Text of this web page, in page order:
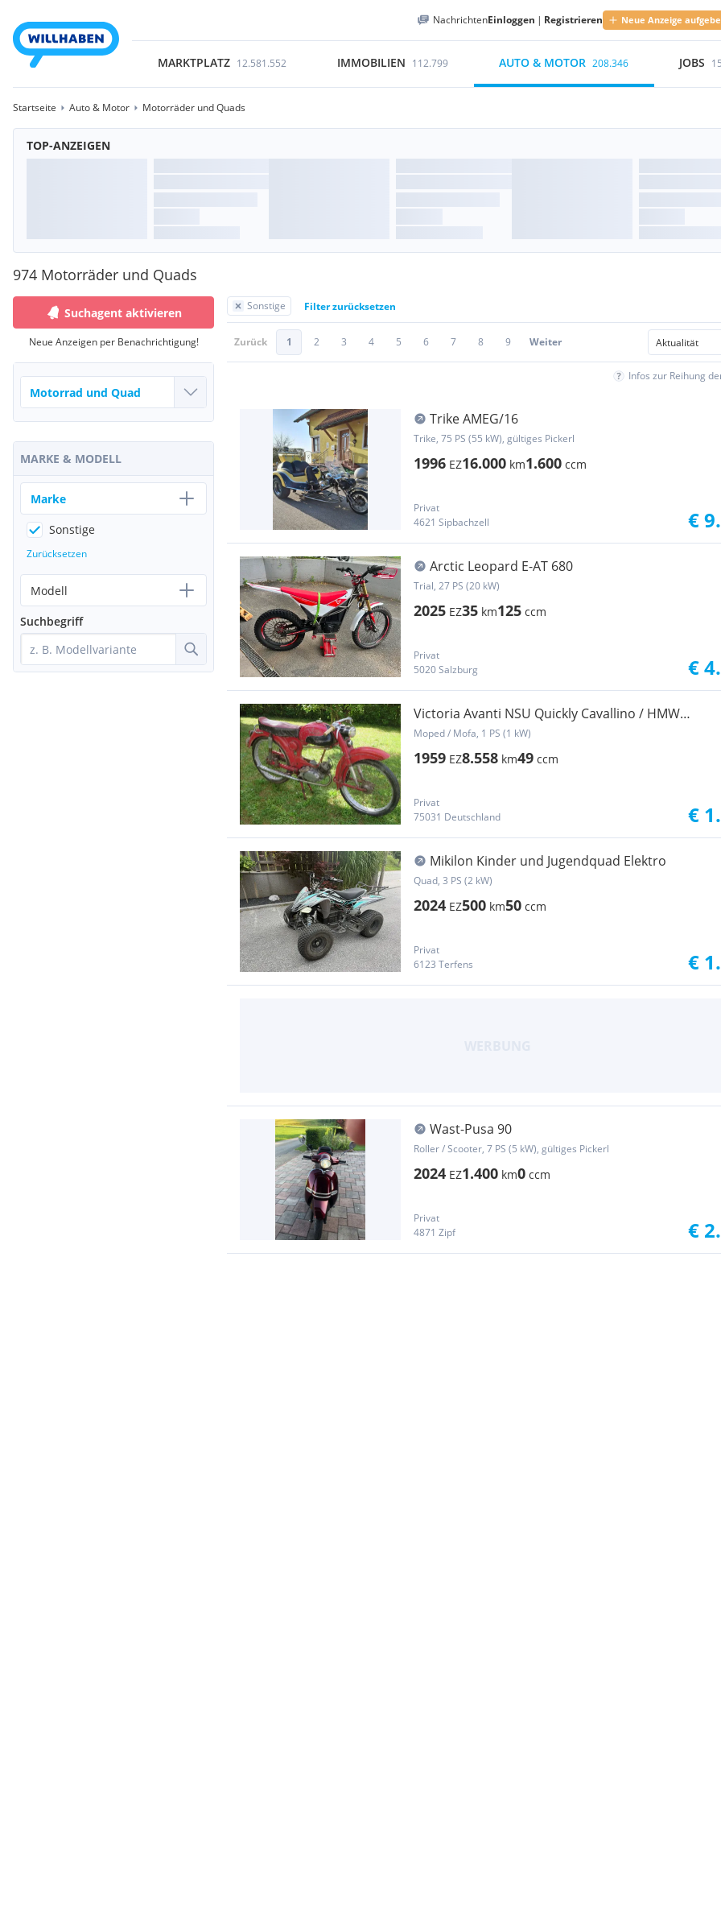
NachrichtenEinloggen | Registrieren Neue Anzeige
MARKTPLATZ 12.581.552 IMMOBILIEN 112.799 AUTO & MOTOR 208.346 JOBS
Startseite Auto & Motor Motorräder und Quads
TOP-ANZEIGEN
974 Motorräder und Quads
Sonstige Filter zurücksetzen
Zurück 1 2 3 4 5 6 7 8 9 Weiter
Infos zur Reihung
Trike AMEG/16
Trike, 75 PS (55 kW), gültiges Pickerl
1996 EZ16.000 km1.600 ccm
Privat
4621 Sipbachzell
€
Arctic Leopard E-AT 680
Trial, 27 PS (20 kW)
2025 EZ35 km125 ccm
Privat
5020 Salzburg
€
Victoria Avanti NSU Quickly Cavallino / HMW
Supersport 50 SS Moped / Mofa Sportmoped
Moped / Mofa, 1 PS (1 kW)
1959 EZ8.558 km49 ccm
Privat
75031 Deutschland
€
Mikilon Kinder und Jugendquad Elektro
Quad, 3 PS (2 kW)
2024 EZ500 km50 ccm
Privat
6123 Terfens
€
Wast-Pusa 90
Roller / Scooter, 7 PS (5 kW), gültiges Pickerl
2024 EZ1.400 km0 ccm
Privat
4871 Zipf
€
Suchagent aktivieren
Neue Anzeigen per Benachrichtigung!
MARKE & MODELL
Marke
Sonstige
Zurücksetzen
Modell
Suchbegriff